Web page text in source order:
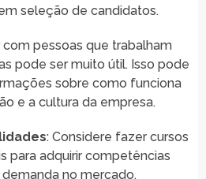
seleção de candidatos.
com pessoas que trabalham
pode ser muito útil. Isso pode
sobre como funciona
e a cultura da empresa.
: Considere fazer cursos
para adquirir competências
no mercado.